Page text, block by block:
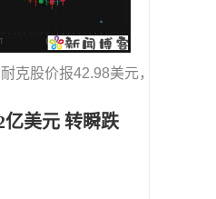
克股价报42.98美元，市值约为
亿美元 转瞬跌